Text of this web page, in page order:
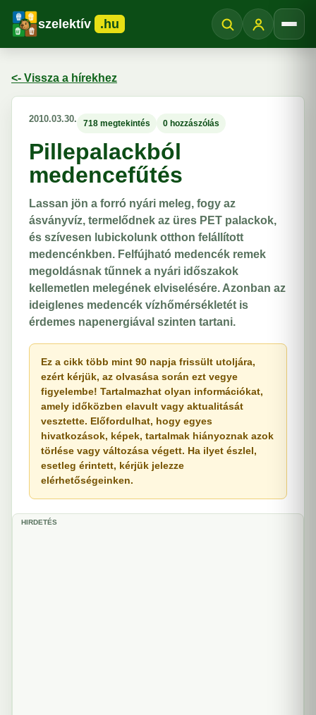
szelektív .hu
<- Vissza a hírekhez
2010.03.30. 718 megtekintés 0 hozzászólás
Pillepalackból
medencefűtés
Lassan jön a forró nyári meleg, fogy az
ásványvíz, termelődnek az üres PET palackok,
és szívesen lubickolunk otthon felállított
medencénkben. Felfújható medencék remek
megoldásnak tűnnek a nyári időszakok
kellemetlen melegének elviselésére. Azonban az
ideiglenes medencék vízhőmérsékletét is
érdemes napenergiával szinten tartani.
Ez a cikk több mint 90 napja frissült utoljára,
ezért kérjük, az olvasása során ezt vegye
figyelembe! Tartalmazhat olyan információkat,
amely időközben elavult vagy aktualitását
vesztette. Előfordulhat, hogy egyes
hivatkozások, képek, tartalmak hiányoznak azok
törlése vagy változása végett. Ha ilyet észlel,
esetleg érintett, kérjük jelezze
elérhetőségeinken.
HIRDETÉS